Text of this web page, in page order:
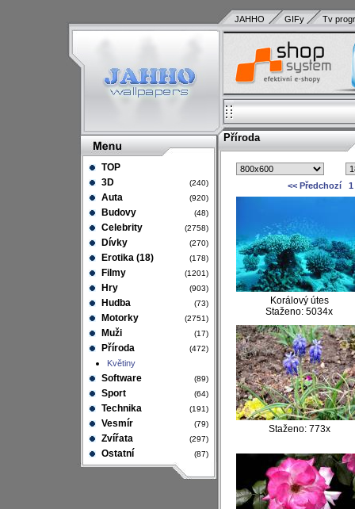
TOP
3D
(240)
Auta (920)
Budovy (48)
Celebrity (2758)
Dívky (270)
Erotika (18) (178)
Filmy (1201)
Hry (903)
Hudba (73)
Motorky (2751)
Muži (17)
Příroda (472)
Květiny
Software (89)
Sport (64)
Technika (191)
Vesmír (79)
Zvířata (297)
Ostatní (87)
JAHHO GIFy Tv
Příroda
<< Předchozí 1
Korálový útes
Staženo: 5034x
Staženo: 773x